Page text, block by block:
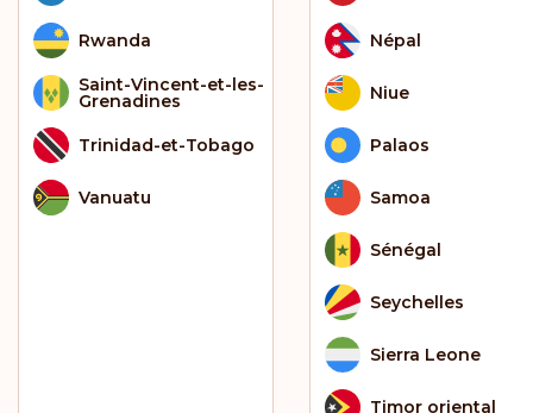
Rwanda
Saint-Vincent-et-les-
Grenadines
Trinidad-et-Tobago
Vanuatu
Népal
Niue
Palaos
Samoa
Sénégal
Seychelles
Sierra Leone
Timor oriental